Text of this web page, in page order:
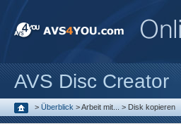
AVS Disc Creator
> Überblick >Arbeit mit... > Disk kopieren